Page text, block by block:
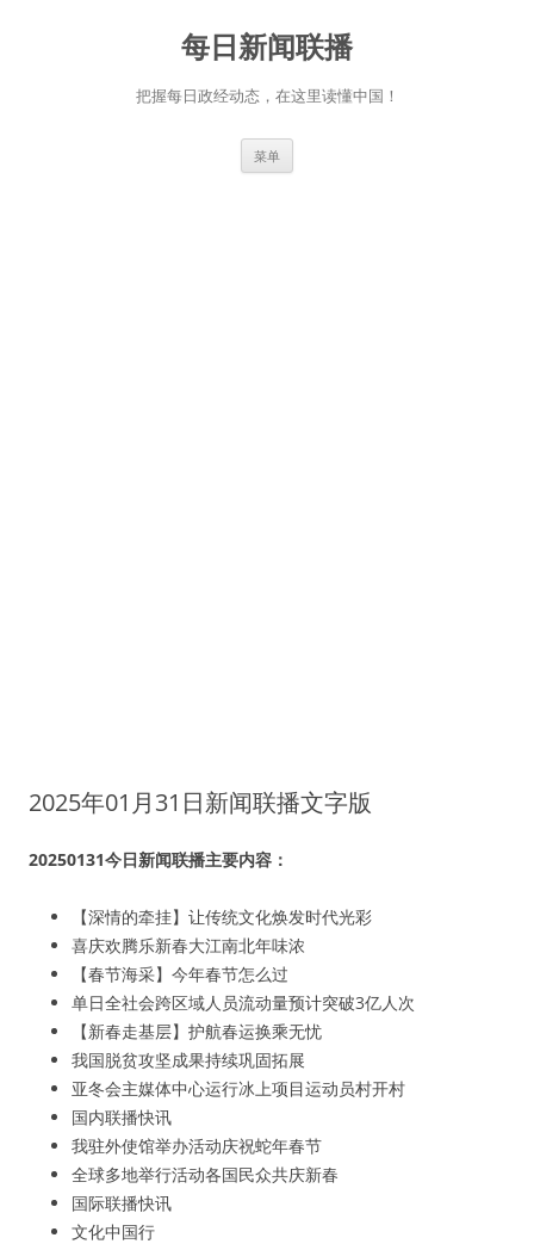
每日新闻联播
把握每日政经动态，在这里读懂中国！
菜单
2025年01月31日新闻联播文字版
20250131今日新闻联播主要内容：
【深情的牵挂】让传统文化焕发时代光彩
喜庆欢腾乐新春大江南北年味浓
【春节海采】今年春节怎么过
单日全社会跨区域人员流动量预计突破3亿人次
【新春走基层】护航春运换乘无忧
我国脱贫攻坚成果持续巩固拓展
亚冬会主媒体中心运行冰上项目运动员村开村
国内联播快讯
我驻外使馆举办活动庆祝蛇年春节
全球多地举行活动各国民众共庆新春
国际联播快讯
文化中国行